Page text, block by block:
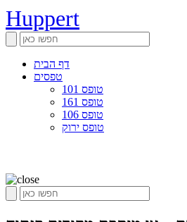
Huppert
דף הבית
טפסים
טופס 101
טופס 161
טופס 106
טופס ירוק